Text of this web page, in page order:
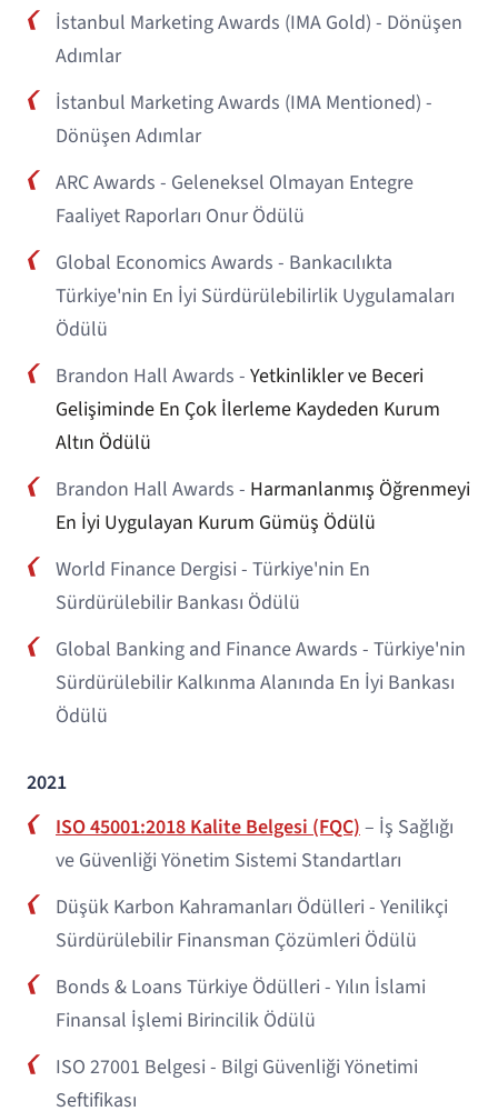
İstanbul Marketing Awards (IMA Gold) - Dönüşen
Adımlar
İstanbul Marketing Awards (IMA Mentioned) -
Dönüşen Adımlar
ARC Awards - Geleneksel Olmayan Entegre
Faaliyet Raporları Onur Ödülü
Global Economics Awards - Bankacılıkta
Türkiye'nin En İyi Sürdürülebilirlik Uygulamaları
Ödülü
Brandon Hall Awards - Yetkinlikler ve Beceri
Gelişiminde En Çok İlerleme Kaydeden Kurum
Altın Ödülü
Brandon Hall Awards - Harmanlanmış Öğrenmeyi
En İyi Uygulayan Kurum Gümüş Ödülü
World Finance Dergisi - Türkiye'nin En
Sürdürülebilir Bankası Ödülü
Global Banking and Finance Awards - Türkiye'nin
Sürdürülebilir Kalkınma Alanında En İyi Bankası
Ödülü
2021
ISO 45001:2018 Kalite Belgesi (FQC)– İş Sağlığı
ve Güvenliği Yönetim Sistemi Standartları
Düşük Karbon Kahramanları Ödülleri - Yenilikçi
Sürdürülebilir Finansman Çözümleri Ödülü
Bonds & Loans Türkiye Ödülleri - Yılın İslami
Finansal İşlemi Birincilik Ödülü
ISO 27001 Belgesi - Bilgi Güvenliği Yönetimi
Seftifikası